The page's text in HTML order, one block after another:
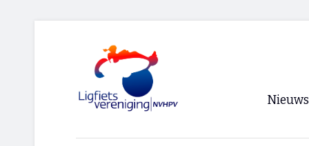
Nieuws